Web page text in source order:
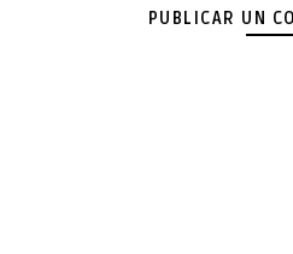
PUBLICAR UN